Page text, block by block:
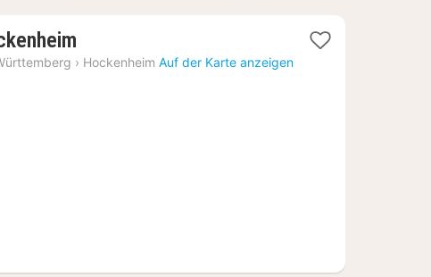
Nacht
› Hockenheim Auf der Karte anzeigen